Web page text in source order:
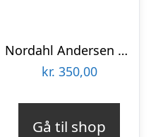
Nordahl Andersen sølv bogstav T
kr. 350,00
Gå til shop